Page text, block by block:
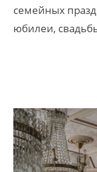
семейных
юбилеи,